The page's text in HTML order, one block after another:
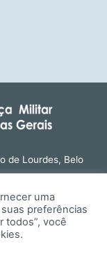
de Lourdes, Belo
18h
uma
preferências
todos”, você